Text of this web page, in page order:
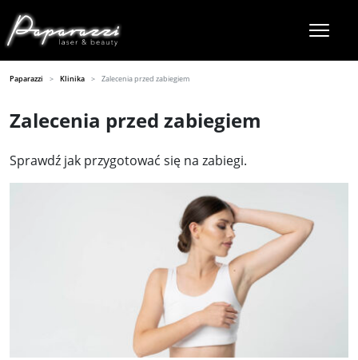
Paparazzi Klinika Zalecenia przed zabiegiem
Zalecenia przed zabiegiem
Sprawdź jak przygotować się na zabiegi.